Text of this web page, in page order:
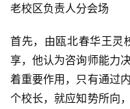
老校区负责人分会场
首先，由瓯北春华王灵
享，他认为咨询师能力
着重要作用，只有通过
个校长，就应知势所向